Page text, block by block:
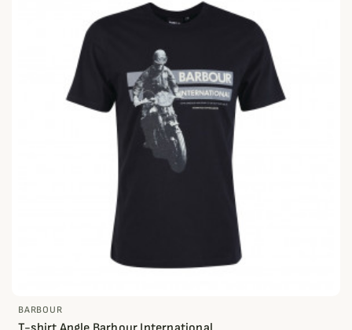
BARBOUR